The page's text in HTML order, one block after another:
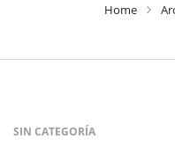
Home
SIN CATEGORÍA